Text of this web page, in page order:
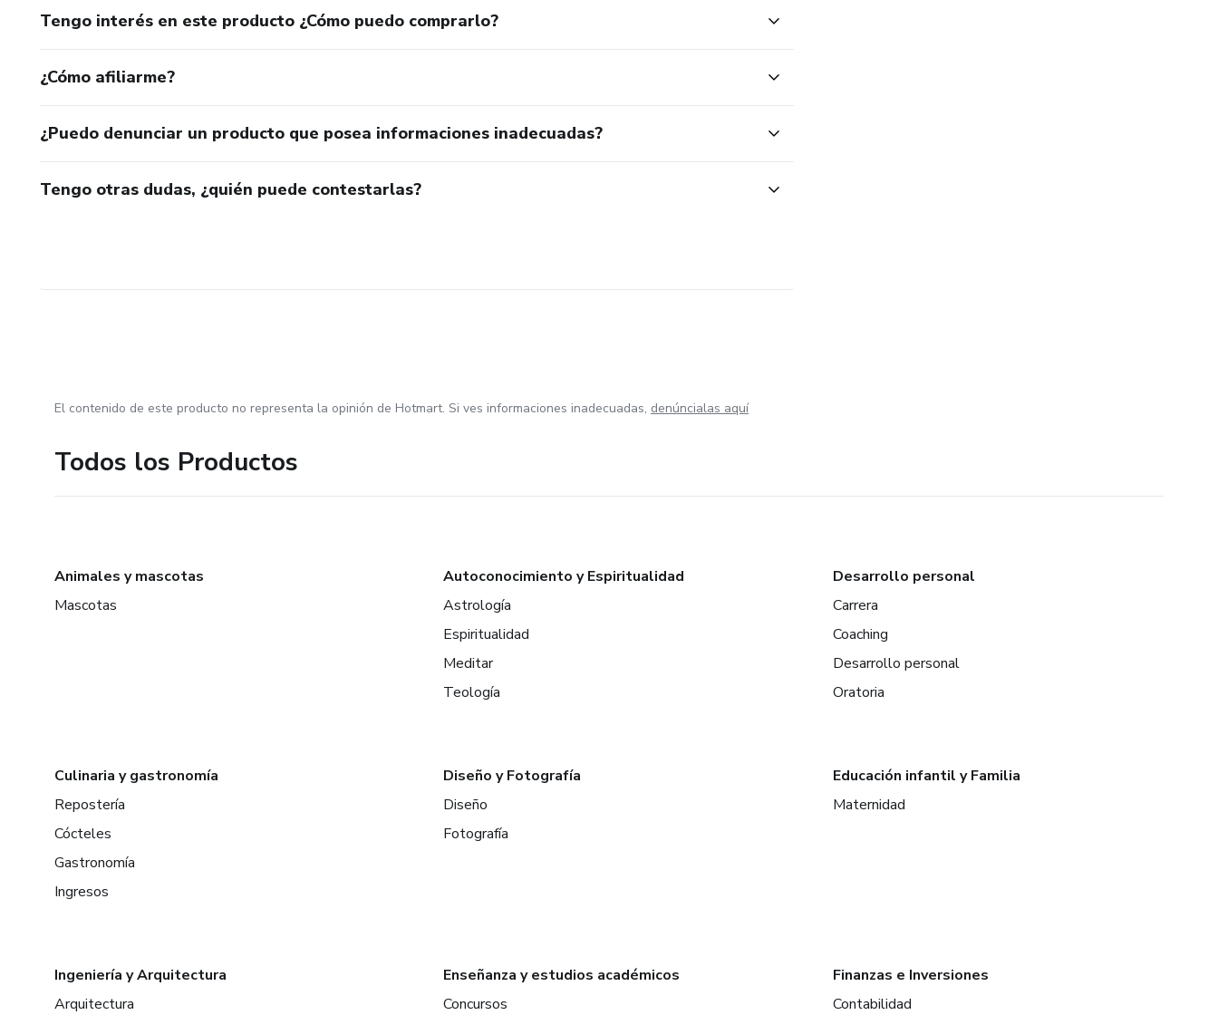
Tengo interés en este producto ¿Cómo puedo comprarlo?
¿Cómo afiliarme?
¿Puedo denunciar un producto que posea informaciones inadecuadas?
Tengo otras dudas, ¿quién puede contestarlas?
El contenido de este producto no representa la opinión de Hotmart. Si ves informaciones inadecuadas, denúncialas aquí
Todos los Productos
Animales y mascotas
Mascotas
Autoconocimiento y Espiritualidad
Astrología
Espiritualidad
Meditar
Teología
Desarrollo personal
Carrera
Coaching
Desarrollo personal
Oratoria
Culinaria y gastronomía
Repostería
Cócteles
Gastronomía
Ingresos
Diseño y Fotografía
Diseño
Fotografía
Educación infantil y Familia
Maternidad
Ingeniería y Arquitectura
Arquitectura
Enseñanza y estudios académicos
Concursos
Finanzas e Inversiones
Contabilidad